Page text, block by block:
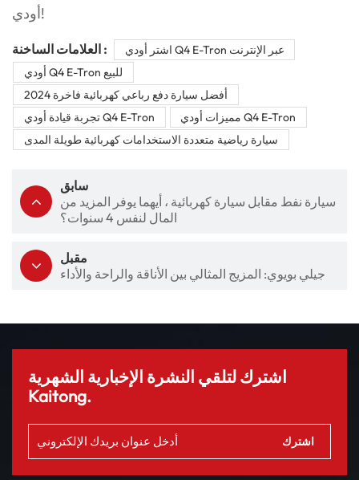
أودي!
العلامات الساخنة :
اشتر أودي Q4 E-Tron عبر الإنترنت
أودي Q4 E-Tron للبيع
أفضل سيارة دفع رباعي كهربائية فاخرة 2024
تجربة قيادة أودي Q4 E-Tron
مميزات أودي Q4 E-Tron
سيارة رياضية متعددة الاستخدامات كهربائية طويلة المدى
سابق
سيارة نفط مقابل سيارة كهربائية ، أيهما يوفر المزيد من
المال لنفس 4 سنوات؟
مقبل
جيلي بويوي: المزيج المثالي بين الأناقة والراحة والأداء
اشترك لتلقي النشرة الإخبارية الشهرية
Kaitong.